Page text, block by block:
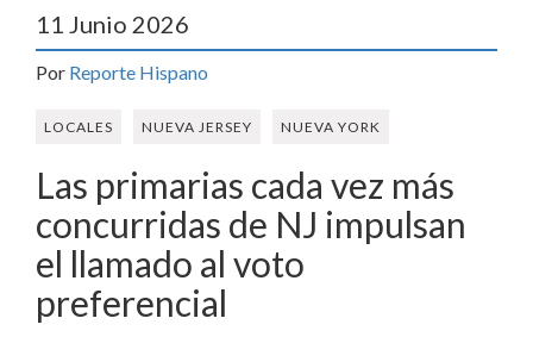
11 Junio 2026
Por Reporte Hispano
LOCALES NUEVA JERSEY NUEVA YORK
Las primarias cada vez más
concurridas de NJ impulsan
el llamado al voto
preferencial